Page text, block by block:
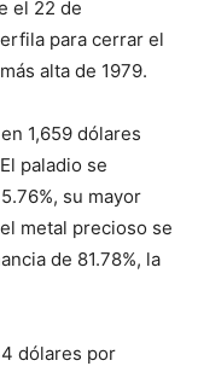
el 22 de
para cerrar el
alta de 1979.
1,659 dólares
paladio se
su mayor
metal precioso se
de 81.78%, la
dólares por